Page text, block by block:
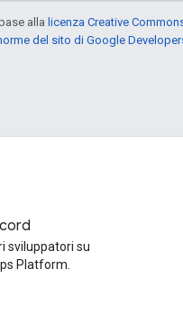
alla licenza Creative
del sito di Google
sviluppatori su
Platform.